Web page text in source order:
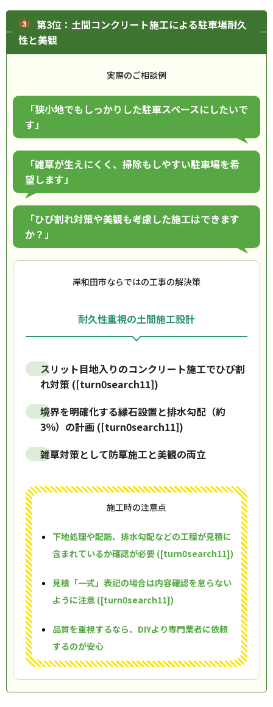
第3位：土間コンクリート施工による駐車場耐久
性と美観
実際のご相談例
「狭小地でもしっかりした駐車スペースにしたいで
す」
「雑草が生えにくく、掃除もしやすい駐車場を希
望します」
「ひび割れ対策や美観も考慮した施工はできます
か？」
岸和田市ならではの工事の解決策
耐久性重視の土間施工設計
スリット目地入りのコンクリート施工でひび割
れ対策 ([turn0search11])
境界を明確化する縁石設置と排水勾配（約
3％）の計画 ([turn0search11])
雑草対策として防草施工と美観の両立
施工時の注意点
下地処理や配筋、排水勾配などの工程が見積に
含まれているか確認が必要 ([turn0search11])
見積「一式」表記の場合は内容確認を怠らない
ように注意 ([turn0search11])
品質を重視するなら、DIYより専門業者に依頼
するのが安心